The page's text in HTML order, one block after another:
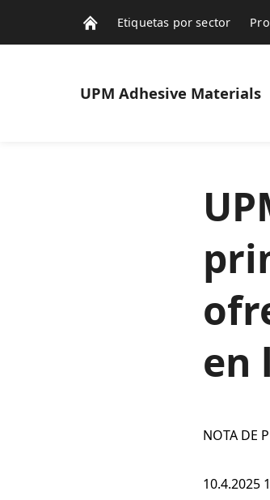
Etiquetas por sector
UPM Adhesive Materials
en
NOTA DE
10.4.2025